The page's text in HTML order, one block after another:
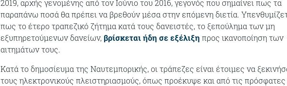
2019, αρχής γενομένης από τον Ιούνιο του 2016, γεγονός που σημαίνει πως τα
παραπάνω ποσά θα πρέπει να βρεθούν μέσα στην επόμενη διετία.
πως το έτερο τραπεζικό ζήτημα κατά τους δανειστές, το ξεπούλημα των μη
εξυπηρετούμενων δανείων, βρίσκεται ήδη σε εξέλιξη προς ικανοποίηση των
αιτημάτων τους.
Κατά το δημοσίευμα της Ναυτεμπορικής, οι τράπεζες είναι έτοιμες να
τους ηλεκτρονικούς πλειστηριασμούς, όπως προέκυψε και από τις πρόσφατες